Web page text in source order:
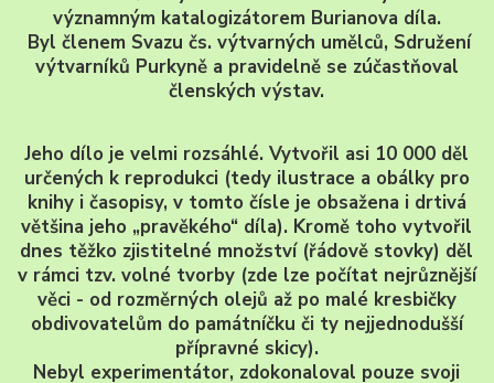
významným katalogizátorem Burianova díla.
Byl členem Svazu čs. výtvarných umělců, Sdružení
výtvarníků Purkyně a pravidelně se zúčastňoval
členských výstav.
Jeho dílo je velmi rozsáhlé. Vytvořil asi 10 000 děl
určených k reprodukci (tedy ilustrace a obálky pro
knihy i časopisy, v tomto čísle je obsažena i drtivá
většina jeho „pravěkého“ díla). Kromě toho vytvořil
dnes těžko zjistitelné množství (řádově stovky) děl
v rámci tzv. volné tvorby (zde lze počítat nejrůznější
věci - od rozměrných olejů až po malé kresbičky
obdivovatelům do památníčku či ty nejjednodušší
přípravné skicy).
Nebyl experimentátor, zdokonaloval pouze svoji